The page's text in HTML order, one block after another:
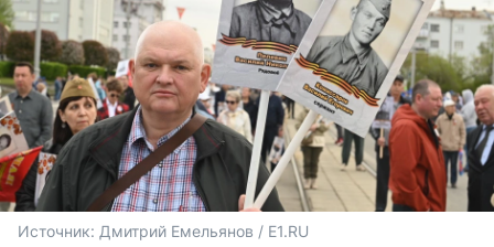
Источник: Дмитрий Емельянов / E1.RU